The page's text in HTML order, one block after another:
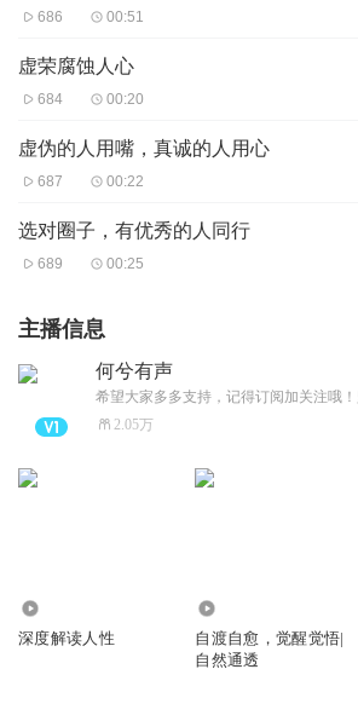
686 00:51
虚荣腐蚀人心
684 00:20
虚伪的人用嘴，真诚的人用心
687 00:22
选对圈子，有优秀的人同行
689 00:25
主播信息
何兮有声
2.05万
深度解读人性
自渡自愈，觉醒觉悟|
自然通透